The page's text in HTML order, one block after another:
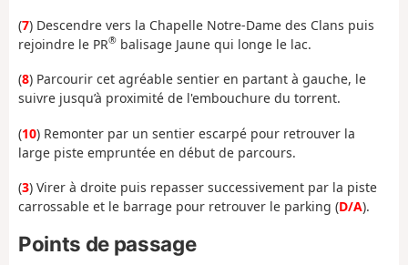
(7) Descendre vers la Chapelle Notre-Dame des Clans puis
rejoindre le PR® balisage Jaune qui longe le lac.
(8) Parcourir cet agréable sentier en partant à gauche, le
suivre jusqu’à proximité de l'embouchure du torrent.
(10) Remonter par un sentier escarpé pour retrouver la
large piste empruntée en début de parcours.
(3) Virer à droite puis repasser successivement par la piste
carrossable et le barrage pour retrouver le parking (D/A).
Points de passage